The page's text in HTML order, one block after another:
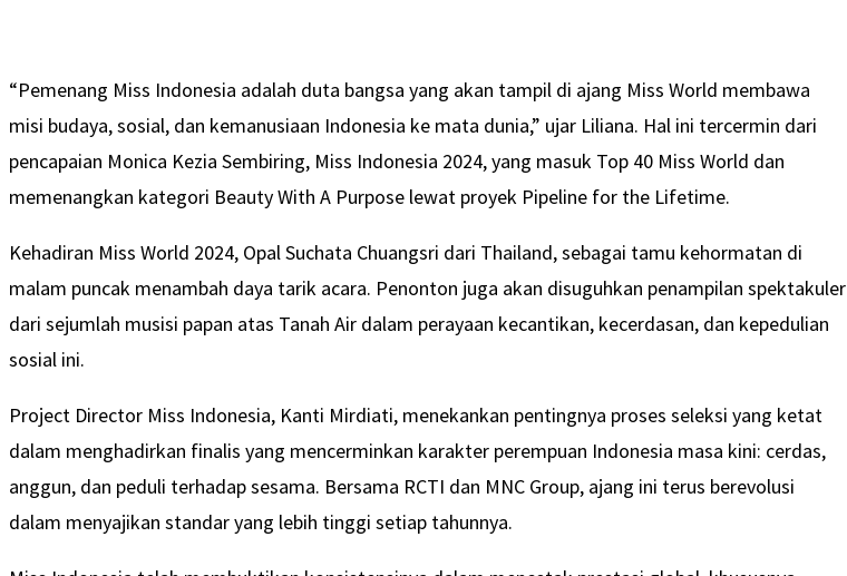
“Pemenang Miss Indonesia adalah duta bangsa yang akan tampil di ajang Miss World membawa
misi budaya, sosial, dan kemanusiaan Indonesia ke mata dunia,” ujar Liliana. Hal ini tercermin dari
pencapaian Monica Kezia Sembiring, Miss Indonesia 2024, yang masuk Top 40 Miss World dan
memenangkan kategori Beauty With A Purpose lewat proyek Pipeline for the Lifetime.
Kehadiran Miss World 2024, Opal Suchata Chuangsri dari Thailand, sebagai tamu kehormatan di
malam puncak menambah daya tarik acara. Penonton juga akan disuguhkan penampilan spektakuler
dari sejumlah musisi papan atas Tanah Air dalam perayaan kecantikan, kecerdasan, dan kepedulian
sosial ini.
Project Director Miss Indonesia, Kanti Mirdiati, menekankan pentingnya proses seleksi yang ketat
dalam menghadirkan finalis yang mencerminkan karakter perempuan Indonesia masa kini: cerdas,
anggun, dan peduli terhadap sesama. Bersama RCTI dan MNC Group, ajang ini terus berevolusi
dalam menyajikan standar yang lebih tinggi setiap tahunnya.